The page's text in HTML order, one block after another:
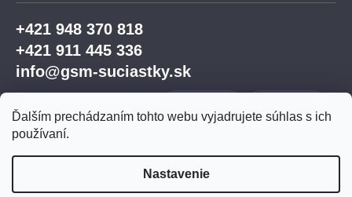
Ďalším prechádzaním tohto webu vyjadrujete súhlas s ich
používaní.
Nastavenie
+421 948 370 818
+421 911 445 336
info@gsm-suciastky.sk